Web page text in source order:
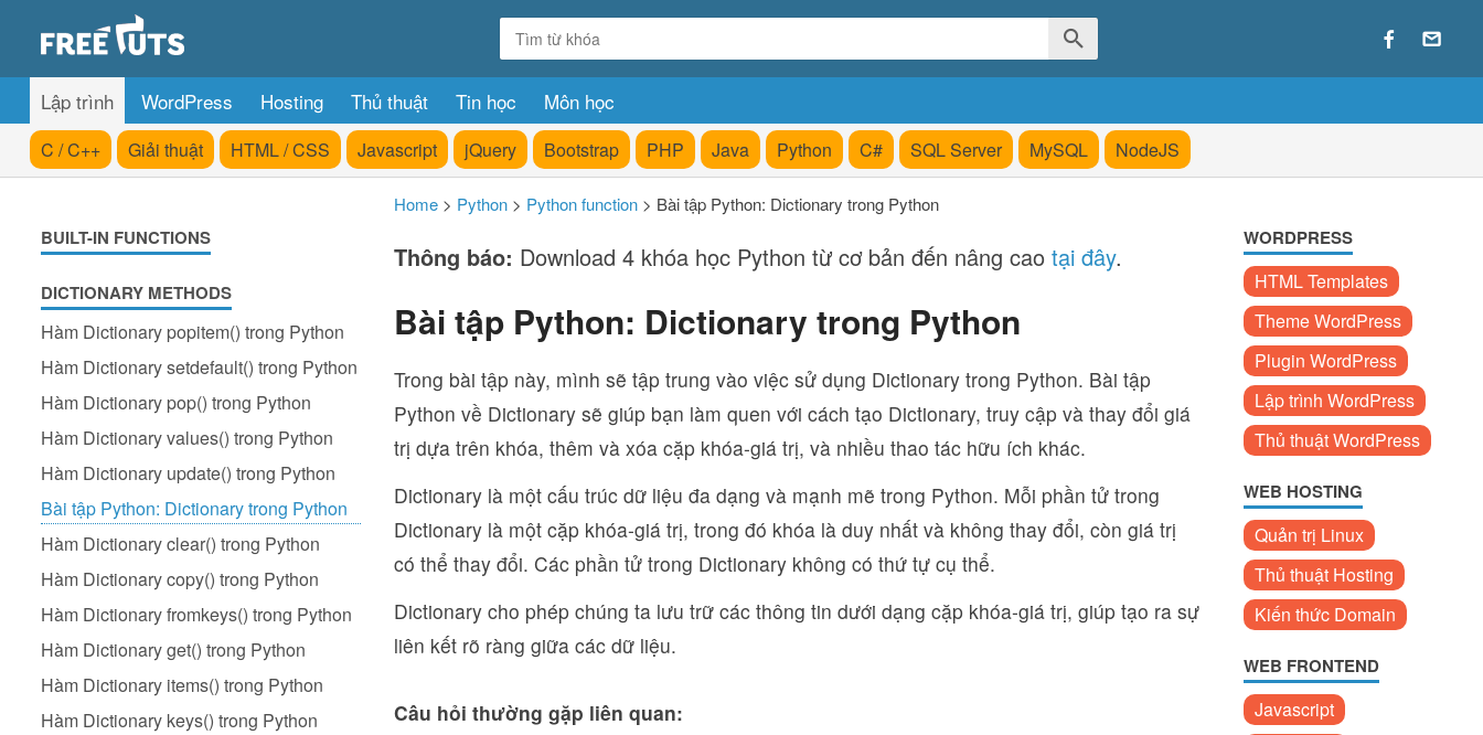
Lập trình WordPress Hosting Thủ thuật Tin học Môn học
C / C++ Giải thuật HTML / CSS Javascript jQuery Bootstrap PHP Java Python C# SQL Server MySQL NodeJS
BUILT-IN FUNCTIONS
DICTIONARY METHODS
Hàm Dictionary popitem() trong Python
Hàm Dictionary setdefault() trong Python
Hàm Dictionary pop() trong Python
Hàm Dictionary values() trong Python
Hàm Dictionary update() trong Python
Bài tập Python: Dictionary trong Python
Hàm Dictionary clear() trong Python
Hàm Dictionary copy() trong Python
Hàm Dictionary fromkeys() trong Python
Hàm Dictionary get() trong Python
Hàm Dictionary items() trong Python
Hàm Dictionary keys() trong Python
Home > Python > Python function > Bài tập Python: Dictionary trong Python
Thông báo: Download 4 khóa học Python từ cơ bản đến nâng cao tại đây.
Bài tập Python: Dictionary trong Python
Trong bài tập này, mình sẽ tập trung vào việc sử dụng Dictionary trong Python. Bài tập
Python về Dictionary sẽ giúp bạn làm quen với cách tạo Dictionary, truy cập và thay đổi giá
trị dựa trên khóa, thêm và xóa cặp khóa-giá trị, và nhiều thao tác hữu ích khác.
Dictionary là một cấu trúc dữ liệu đa dạng và mạnh mẽ trong Python. Mỗi phần tử trong
Dictionary là một cặp khóa-giá trị, trong đó khóa là duy nhất và không thay đổi, còn giá trị
có thể thay đổi. Các phần tử trong Dictionary không có thứ tự cụ thể.
Dictionary cho phép chúng ta lưu trữ các thông tin dưới dạng cặp khóa-giá trị, giúp tạo ra sự
liên kết rõ ràng giữa các dữ liệu.
Câu hỏi thường gặp liên quan:
WORDPRESS
HTML Templates
Theme WordPress
Plugin WordPress
Lập trình WordPress
Thủ thuật WordPress
WEB HOSTING
Quản trị Linux
Thủ thuật Hosting
Kiến thức Domain
WEB FRONTEND
Javascript